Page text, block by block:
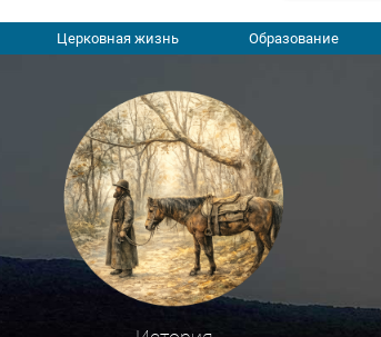
Церковная жизнь Образование